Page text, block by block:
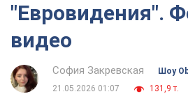
"Евровидения".
видео
София Закревская
Шоу
21.05.2026 01:07
131,9 т.